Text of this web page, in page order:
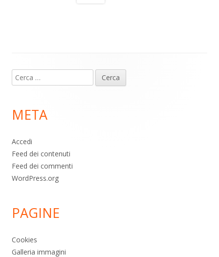
piè
pagina
Ricerca
per:
META
Accedi
Feed dei contenuti
Feed dei commenti
WordPress.org
PAGINE
Cookies
Galleria immagini